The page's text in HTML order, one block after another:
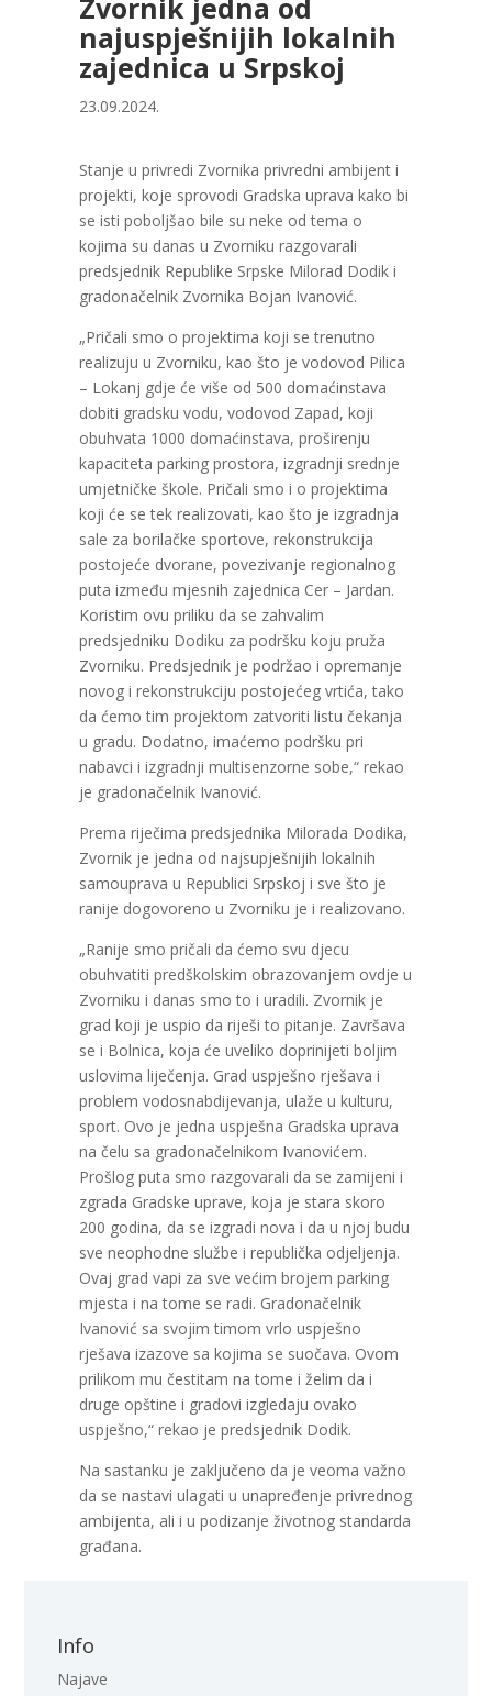
najuspješnijih lokalnih
zajednica u Srpskoj
23.09.2024.
Stanje u privredi Zvornika privredni ambijent i
projekti, koje sprovodi Gradska uprava kako bi
se isti poboljšao bile su neke od tema o
kojima su danas u Zvorniku razgovarali
predsjednik Republike Srpske Milorad Dodik i
gradonačelnik Zvornika Bojan Ivanović.
„Pričali smo o projektima koji se trenutno
realizuju u Zvorniku, kao što je vodovod Pilica
– Lokanj gdje će više od 500 domaćinstava
dobiti gradsku vodu, vodovod Zapad, koji
obuhvata 1000 domaćinstava, proširenju
kapaciteta parking prostora, izgradnji srednje
umjetničke škole. Pričali smo i o projektima
koji će se tek realizovati, kao što je izgradnja
sale za borilačke sportove, rekonstrukcija
postojeće dvorane, povezivanje regionalnog
puta između mjesnih zajednica Cer – Jardan.
Koristim ovu priliku da se zahvalim
predsjedniku Dodiku za podršku koju pruža
Zvorniku. Predsjednik je podržao i opremanje
novog i rekonstrukciju postojećeg vrtića, tako
da ćemo tim projektom zatvoriti listu čekanja
u gradu. Dodatno, imaćemo podršku pri
nabavci i izgradnji multisenzorne sobe,“ rekao
je gradonačelnik Ivanović.
Prema riječima predsjednika Milorada Dodika,
Zvornik je jedna od najsupješnijih lokalnih
samouprava u Republici Srpskoj i sve što je
ranije dogovoreno u Zvorniku je i realizovano.
„Ranije smo pričali da ćemo svu djecu
obuhvatiti predškolskim obrazovanjem ovdje u
Zvorniku i danas smo to i uradili. Zvornik je
grad koji je uspio da riješi to pitanje. Završava
se i Bolnica, koja će uveliko doprinijeti boljim
uslovima liječenja. Grad uspješno rješava i
problem vodosnabdijevanja, ulaže u kulturu,
sport. Ovo je jedna uspješna Gradska uprava
na čelu sa gradonačelnikom Ivanovićem.
Prošlog puta smo razgovarali da se zamijeni i
zgrada Gradske uprave, koja je stara skoro
200 godina, da se izgradi nova i da u njoj budu
sve neophodne službe i republička odjeljenja.
Ovaj grad vapi za sve većim brojem parking
mjesta i na tome se radi. Gradonačelnik
Ivanović sa svojim timom vrlo uspješno
rješava izazove sa kojima se suočava. Ovom
prilikom mu čestitam na tome i želim da i
druge opštine i gradovi izgledaju ovako
uspješno,“ rekao je predsjednik Dodik.
Na sastanku je zaključeno da je veoma važno
da se nastavi ulagati u unapređenje privrednog
ambijenta, ali i u podizanje životnog standarda
građana.
Info
Najave